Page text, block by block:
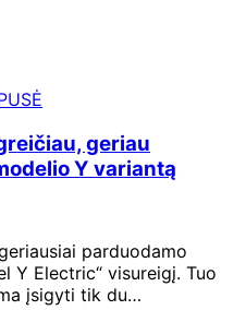
geriau
Y variantą
parduodamo
Y Electric“ visureigį. Tuo
įsigyti tik du…